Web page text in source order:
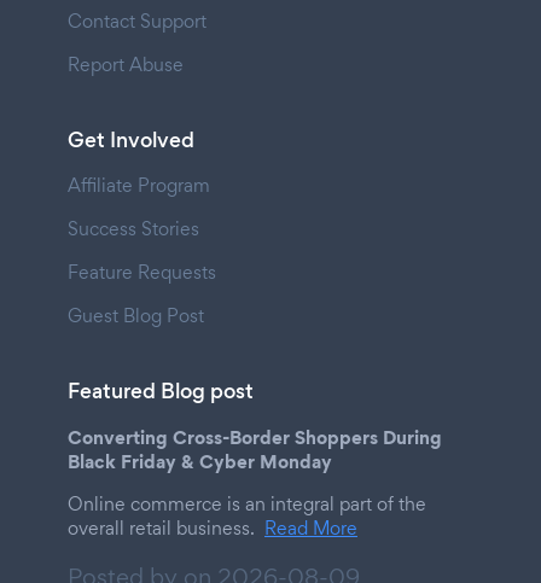
Contact Support
Report Abuse
Get Involved
Affiliate Program
Success Stories
Feature Requests
Guest Blog Post
Featured Blog post
Converting Cross-Border Shoppers During
Black Friday & Cyber Monday
Online commerce is an integral part of the
overall retail business. Read More